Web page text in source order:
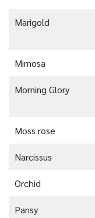
Marigold
Mimosa
Morning Glory
Moss rose
Narcissus
Orchid
Pansy